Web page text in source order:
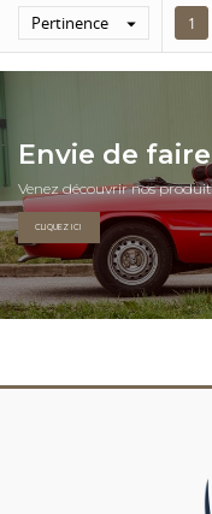
Pertinence  1
Envie de
Venez découvrir nos
CLIQUEZ ICI